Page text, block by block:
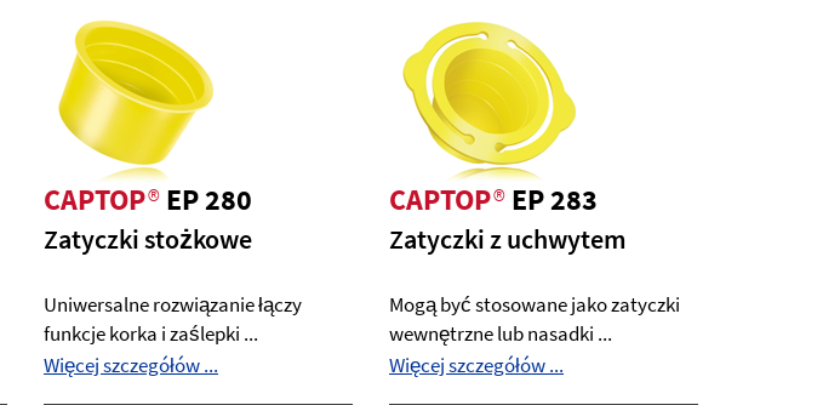
CAPTOP®EP 280
Zatyczki stożkowe
Uniwersalne rozwiązanie łączy
funkcje korka i zaślepki ...
Więcej szczegółów ...
CAPTOP®EP 283
Zatyczki z uchwytem
Mogą być stosowane jako zatyczki
wewnętrzne lub nasadki ...
Więcej szczegółów ...